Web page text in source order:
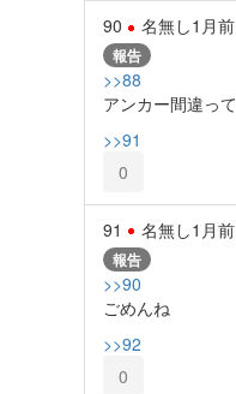
90 名無し1月前
報告
>>88
アンカー間違っ
>>91
0
91 名無し1月前
報告
>>90
ごめんね
>>92
0